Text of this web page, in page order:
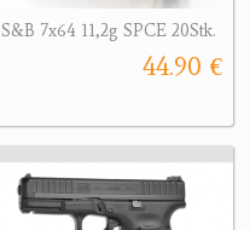
S&B 7x64 11,2g SPCE 20Stk.
44.90 €